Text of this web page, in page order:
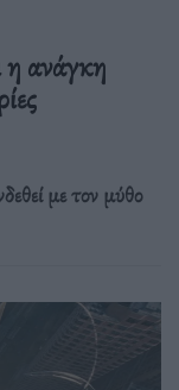
ανάγκη
με τον μύθο